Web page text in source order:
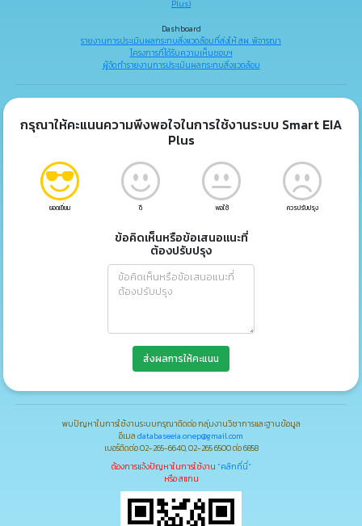
Plus)
Dashboard
รายงานการประเมินผลกระทบสิ่งแวดล้อมที่ส่งให้ สผ. พิจารณา
โครงการที่ได้รับความเห็นชอบฯ
ผู้จัดทำรายงานการประเมินผลกระทบสิ่งแวดล้อม
กรุณาให้คะแนนความพึงพอใจในการใช้งานระบบ Smart EIA
Plus
ยอดเยี่ยม ดี พอใช้ ควรปรับปรุง
ข้อคิดเห็นหรือข้อเสนอแนะที่
ต้องปรับปรุง
ส่งผลการให้คะแนน
พบปัญหาในการใช้งานระบบกรุณาติดต่อ กลุ่มงานวิชาการและฐานข้อมูล
อีเมล databaseeia.onep@gmail.com
เบอร์ติดต่อ 02-265-6640, 02-265 6500 ต่อ 6858
ต้องการแจ้งปัญหาในการใช้งาน "คลิกที่นี่"
หรือ สแกน